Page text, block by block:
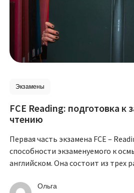
Экзамены
FCE Reading: подготовка к
чтению
Первая часть экзамена FCE –
способности экзаменуемого к
английском. Она состоит из трех
Ольга